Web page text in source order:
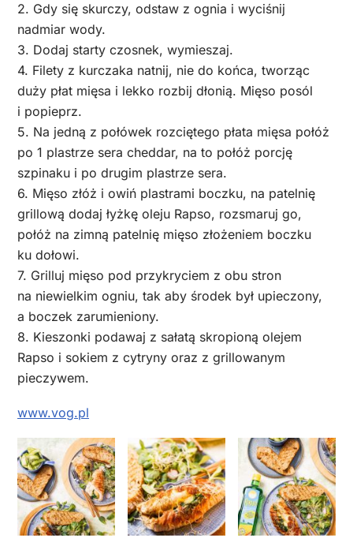
2. Gdy się skurczy, odstaw z ognia i wyciśnij
nadmiar wody.
3. Dodaj starty czosnek, wymieszaj.
4. Filety z kurczaka natnij, nie do końca, tworząc
duży płat mięsa i lekko rozbij dłonią. Mięso posól
i popieprz.
5. Na jedną z połówek rozciętego płata mięsa połóż
po 1 plastrze sera cheddar, na to połóż porcję
szpinaku i po drugim plastrze sera.
6. Mięso złóż i owiń plastrami boczku, na patelnię
grillową dodaj łyżkę oleju Rapso, rozsmaruj go,
połóż na zimną patelnię mięso złożeniem boczku
ku dołowi.
7. Grilluj mięso pod przykryciem z obu stron
na niewielkim ogniu, tak aby środek był upieczony,
a boczek zarumieniony.
8. Kieszonki podawaj z sałatą skropioną olejem
Rapso i sokiem z cytryny oraz z grillowanym
pieczywem.
www.vog.pl